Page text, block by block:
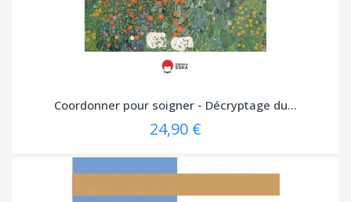
Coordonner pour soigner - Décryptage du...
24,90 €